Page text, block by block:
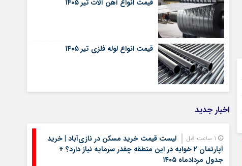
قیمت انواع آهن آلات تیر ۱۴۰۵
قیمت انواع لوله فلزی تیر ۱۴۰۵
اخبار جدید
لیست قیمت خرید مسکن در نازی‌آباد | خرید
آپارتمان ۲ خوابه در این منطقه چقدر سرمایه نیاز دارد؟ +
جدول مردادماه ۱۴۰۵